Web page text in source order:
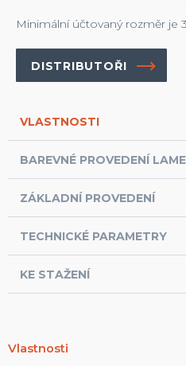
Minimální účtovaný rozměr je
DISTRIBUTOŘI
VLASTNOSTI
BAREVNÉ PROVEDENÍ
ZÁKLADNÍ PROVEDENÍ
TECHNICKÉ PARAMETRY
KE STAŽENÍ
Vlastnosti